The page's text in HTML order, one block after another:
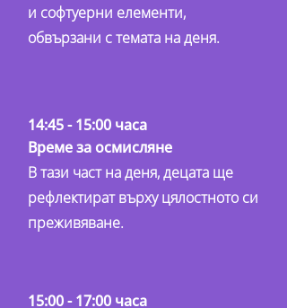
и софтуерни елементи,
обвързани с темата на деня.
14:45 - 15:00 часа
Време за осмисляне
В тази част на деня, децата ще
рефлектират върху цялостното си
преживяване.
15:00 - 17:00 часа